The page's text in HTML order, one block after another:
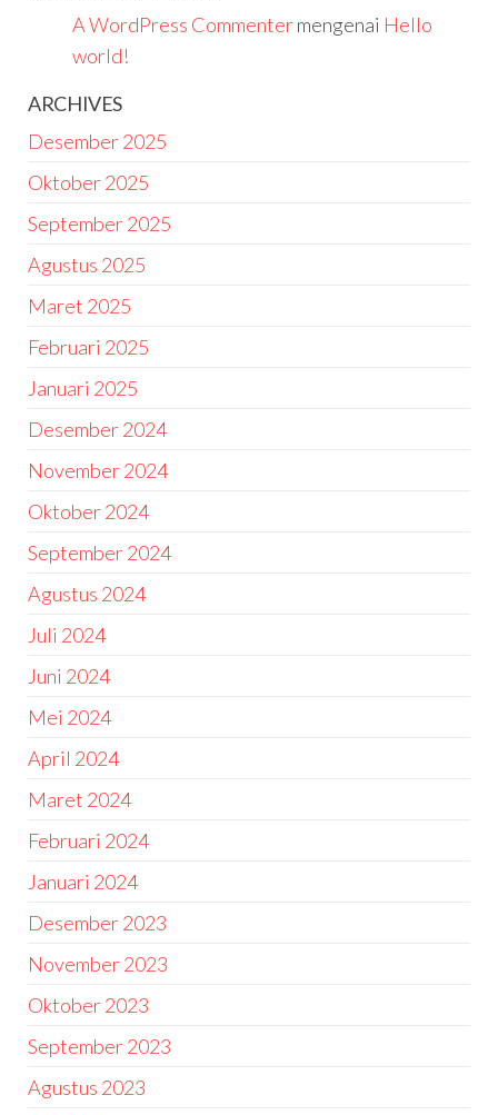
A WordPress Commentermengenai Hello
world!
ARCHIVES
Desember 2025
Oktober 2025
September 2025
Agustus 2025
Maret 2025
Februari 2025
Januari 2025
Desember 2024
November 2024
Oktober 2024
September 2024
Agustus 2024
Juli 2024
Juni 2024
Mei 2024
April 2024
Maret 2024
Februari 2024
Januari 2024
Desember 2023
November 2023
Oktober 2023
September 2023
Agustus 2023